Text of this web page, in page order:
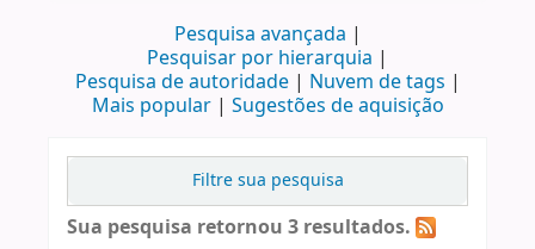
Pesquisa avançada
Pesquisar por hierarquia
Pesquisa de autoridade
Nuvem de tags
Mais popular
Sugestões de aquisição
Filtre sua pesquisa
Sua pesquisa retornou 3 resultados.